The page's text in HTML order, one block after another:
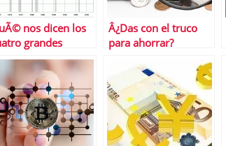
nos dicen los
grandes
de las
Â¿Das con el truco
para ahorrar?